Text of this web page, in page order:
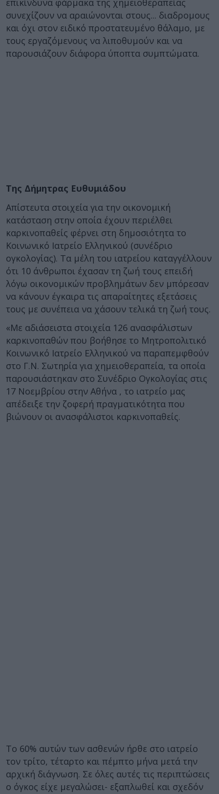
επικίνδυνα φάρμακα της χημειοθεραπείας
συνεχίζουν να αραιώνονται στους... διαδρομους
και όχι στον ειδικό προστατευμένο θάλαμο, με
τους εργαζόμενους να λιποθυμούν και να
παρουσιάζουν διάφορα ύποπτα συμπτώματα.
Της Δήμητρας Ευθυμιάδου
Απίστευτα στοιχεία για την οικονομική
κατάσταση στην οποία έχουν περιέλθει
καρκινοπαθείς φέρνει στη δημοσιότητα το
Κοινωνικό Ιατρείο Ελληνικού (συνέδριο
ογκολογίας). Τα μέλη του ιατρείου καταγγέλλουν
ότι 10 άνθρωποι έχασαν τη ζωή τους επειδή
λόγω οικονομικών προβλημάτων δεν μπόρεσαν
να κάνουν έγκαιρα τις απαραίτητες εξετάσεις
τους με συνέπεια να χάσουν τελικά τη ζωή τους.
«Με αδιάσειστα στοιχεία 126 ανασφάλιστων
καρκινοπαθών που βοήθησε το Μητροπολιτικό
Κοινωνικό Ιατρείο Ελληνικού να παραπεμφθούν
στο Γ.Ν. Σωτηρία για χημειοθεραπεία, τα οποία
παρουσιάστηκαν στο Συνέδριο Ογκολογίας στις
17 Νοεμβρίου στην Αθήνα , το ιατρείο μας
απέδειξε την ζοφερή πραγματικότητα που
βιώνουν οι ανασφάλιστοι καρκινοπαθείς.
Το 60% αυτών των ασθενών ήρθε στο ιατρείο
τον τρίτο, τέταρτο και πέμπτο μήνα μετά την
αρχική διάγνωση. Σε όλες αυτές τις περιπτώσεις
ο όγκος είχε μεγαλώσει- εξαπλωθεί και σχεδόν